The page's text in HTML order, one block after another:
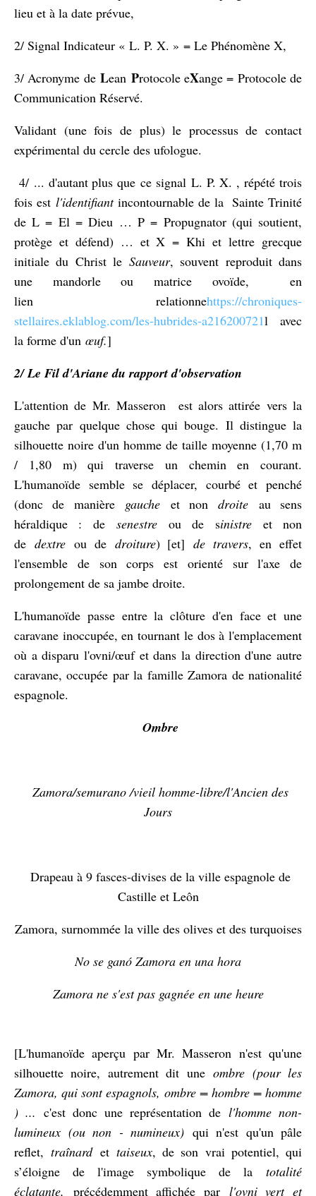
lieu et à la date prévue,
2/ Signal Indicateur « L. P. X. » = Le Phénomène X,
3/ Acronyme deLean Protocole eXange = Protocole de
Communication Réservé.
Validant (une fois de plus) le processus de contact
expérimental du cercle des ufologue.
4/ ... d'autant plus que ce signal L. P. X. , répété trois
fois est l'identifiantincontournable de la Sainte Trinité
de L = El = Dieu … P = Propugnator (qui soutient,
protège et défend) … et X = Khi et lettre grecque
initiale du Christ leSauveur, souvent reproduit dans
une mandorle ou matrice ovoïde, en
lien relationnehttps://chroniques-
stellaires.eklablog.com/les-hubrides-a216200721l avec
la forme d'un œuf.]
2/ Le Fil d'Ariane du rapport d'observation
L'attention de Mr. Masseron est alors attirée vers la
gauche par quelque chose qui bouge. Il distingue la
silhouette noire d'un homme de taille moyenne (1,70 m
/ 1,80 m) qui traverse un chemin en courant.
L'humanoïde semble se déplacer, courbé et penché
(donc de manière gauche et nondroite au sens
héraldique : de senestreou de sinistreet non
de dextreou de droiture) [et]de travers, en effet
l'ensemble de son corps est orienté sur l'axe de
prolongement de sa jambe droite.
L'humanoïde passe entre la clôture d'en face et une
caravane inoccupée, en tournant le dos à l'emplacement
où a disparu l'ovni/œuf et dans la direction d'une autre
caravane, occupée par la famille Zamora de nationalité
espagnole.
Ombre
Zamora/semurano /vieil homme-libre/l'Ancien des
Jours
Drapeau à 9 fasces-divises de la ville espagnole de
Castille et Leôn
Zamora, surnommée la ville des olives et des turquoises
No se ganó Zamora en una hora
Zamora ne s'est pas gagnée en une heure
[L'humanoïde aperçu par Mr. Masseron n'est qu'une
silhouette noire, autrement dit uneombre (pour les
Zamora, qui sont espagnols, ombre = hombre = homme
) ... c'est donc une représentation de l'homme non-
lumineux (ou non - numineux) qui n'est qu'un pâle
reflet,traînardettaiseux, de son vrai potentiel, qui
s’éloigne de l'image symbolique de la totalité
éclatante, précédemment affichée par l'ovni vert et